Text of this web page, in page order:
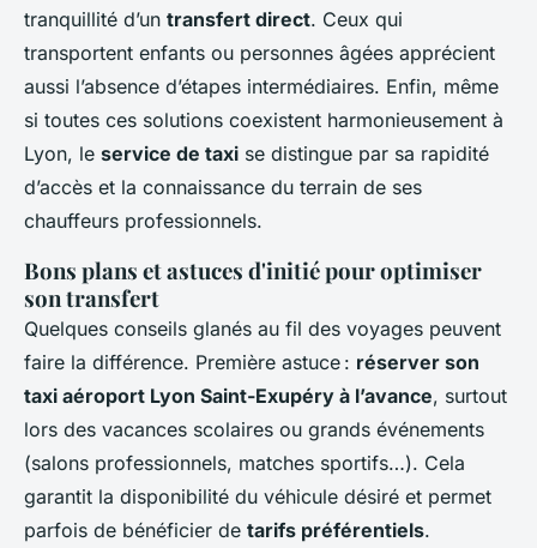
tranquillité d’un transfert direct. Ceux qui
transportent enfants ou personnes âgées apprécient
aussi l’absence d’étapes intermédiaires. Enfin, même
si toutes ces solutions coexistent harmonieusement à
Lyon, le service de taxi se distingue par sa rapidité
d’accès et la connaissance du terrain de ses
chauffeurs professionnels.
Bons plans et astuces d'initié pour optimiser
son transfert
Quelques conseils glanés au fil des voyages peuvent
faire la différence. Première astuce : réserver son
taxi aéroport Lyon Saint-Exupéry à l’avance, surtout
lors des vacances scolaires ou grands événements
(salons professionnels, matches sportifs…). Cela
garantit la disponibilité du véhicule désiré et permet
parfois de bénéficier de tarifs préférentiels.